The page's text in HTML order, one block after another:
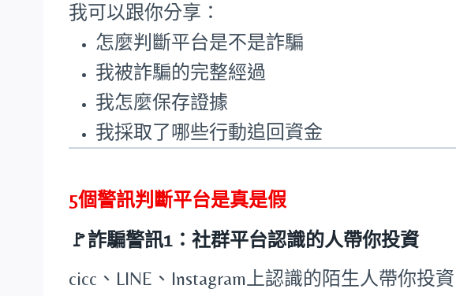
我可以跟你分享：
怎麼判斷平台是不是詐騙
我被詐騙的完整經過
我怎麼保存證據
我採取了哪些行動追回資金
5個警訊判斷平台是真是假
🚩詐騙警訊1：社群平台認識的人帶你投資
cicc、LINE、Instagram上認識的陌生人帶你投